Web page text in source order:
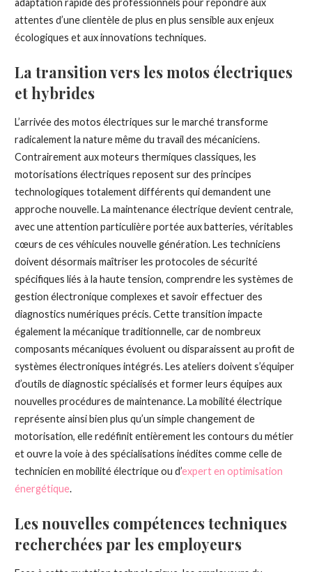
adaptation rapide des professionnels pour répondre aux
attentes d’une clientèle de plus en plus sensible aux enjeux
écologiques et aux innovations techniques.
La transition vers les motos électriques
et hybrides
L’arrivée des motos électriques sur le marché transforme
radicalement la nature même du travail des mécaniciens.
Contrairement aux moteurs thermiques classiques, les
motorisations électriques reposent sur des principes
technologiques totalement différents qui demandent une
approche nouvelle. La maintenance électrique devient centrale,
avec une attention particulière portée aux batteries, véritables
cœurs de ces véhicules nouvelle génération. Les techniciens
doivent désormais maîtriser les protocoles de sécurité
spécifiques liés à la haute tension, comprendre les systèmes de
gestion électronique complexes et savoir effectuer des
diagnostics numériques précis. Cette transition impacte
également la mécanique traditionnelle, car de nombreux
composants mécaniques évoluent ou disparaissent au profit de
systèmes électroniques intégrés. Les ateliers doivent s’équiper
d’outils de diagnostic spécialisés et former leurs équipes aux
nouvelles procédures de maintenance. La mobilité électrique
représente ainsi bien plus qu’un simple changement de
motorisation, elle redéfinit entièrement les contours du métier
et ouvre la voie à des spécialisations inédites comme celle de
technicien en mobilité électrique ou d’expert en optimisation
énergétique.
Les nouvelles compétences techniques
recherchées par les employeurs